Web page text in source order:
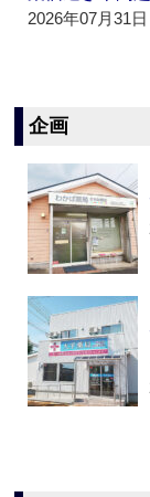
2026年07月31
企画